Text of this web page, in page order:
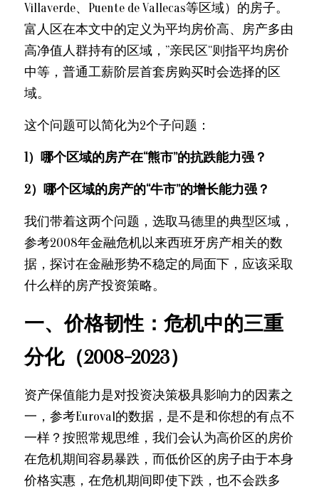
Villaverde、Puente de Vallecas等区域）的房子。
富人区在本文中的定义为平均房价高、房产多由
高净值人群持有的区域，”亲民区“则指平均房价
中等，普通工薪阶层首套房购买时会选择的区
域。
这个问题可以简化为2个子问题：
1）哪个区域的房产在“熊市”的抗跌能力强？
2）哪个区域的房产的“牛市”的增长能力强？
我们带着这两个问题，选取马德里的典型区域，
参考2008年金融危机以来西班牙房产相关的数
据，探讨在金融形势不稳定的局面下，应该采取
什么样的房产投资策略。
一、价格韧性：危机中的三重
分化（2008-2023）
资产保值能力是对投资决策极具影响力的因素之
一，参考Euroval的数据，是不是和你想的有点不
一样？按照常规思维，我们会认为高价区的房价
在危机期间容易暴跌，而低价区的房子由于本身
价格实惠，在危机期间即使下跌，也不会跌多